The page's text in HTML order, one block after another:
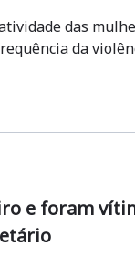
das
da
e foram